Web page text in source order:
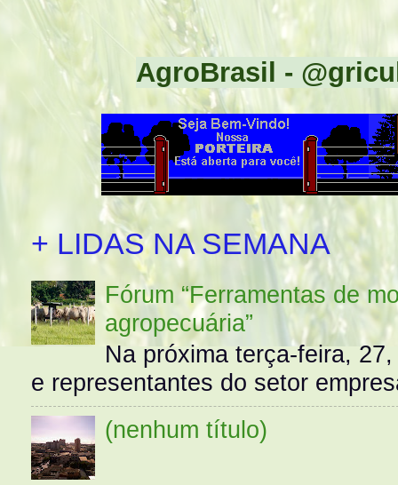
AgroBrasil -
+ LIDAS NA SEMANA
Fórum “Ferramentas de
agropecuária”
Na próxima terça-feira,
e representantes do setor
(nenhum título)